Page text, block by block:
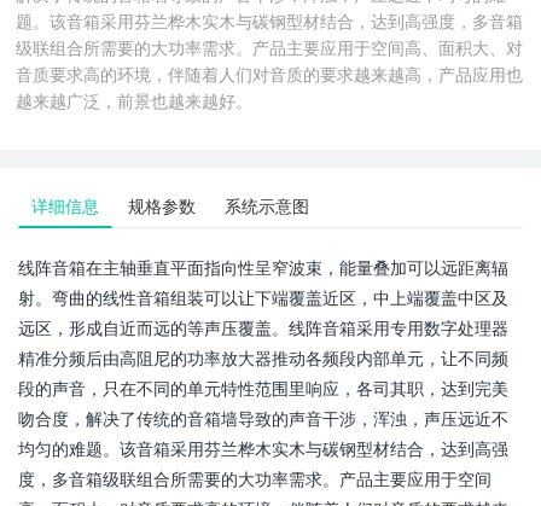
题。该音箱采用芬兰桦木实木与碳钢型材结合，达到高强度，多音箱
级联组合所需要的大功率需求。产品主要应用于空间高、面积大、对
音质要求高的环境，伴随着人们对音质的要求越来越高，产品应用也
越来越广泛，前景也越来越好。
详细信息 规格参数 系统示意图
线阵音箱在主轴垂直平面指向性呈窄波束，能量叠加可以远距离辐
射。弯曲的线性音箱组装可以让下端覆盖近区，中上端覆盖中区及
远区，形成自近而远的等声压覆盖。线阵音箱采用专用数字处理器
精准分频后由高阻尼的功率放大器推动各频段内部单元，让不同频
段的声音，只在不同的单元特性范围里响应，各司其职，达到完美
吻合度，解决了传统的音箱墙导致的声音干涉，浑浊，声压远近不
均匀的难题。该音箱采用芬兰桦木实木与碳钢型材结合，达到高强
度，多音箱级联组合所需要的大功率需求。产品主要应用于空间